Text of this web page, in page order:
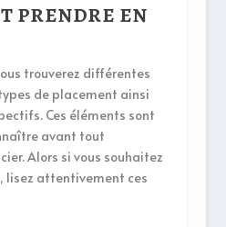
PRENDRE EN
trouverez différentes
de placement ainsi
Ces éléments sont
avant tout
Alors si vous souhaitez
lisez attentivement ces